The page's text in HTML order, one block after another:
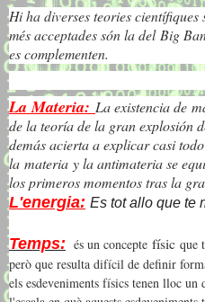
Hi ha diverses teories
més acceptades són la del Big
es complementen.
La Materia: La existencia de
de la teoría de la gran explosión
demás acierta a explicar casi
la materia y la antimateria se
los primeros momentos tras la
L'energia: Es tot allo que te
Temps: és un concepte físic que
però que resulta difícil de definir
els esdeveniments físics tenen lloc